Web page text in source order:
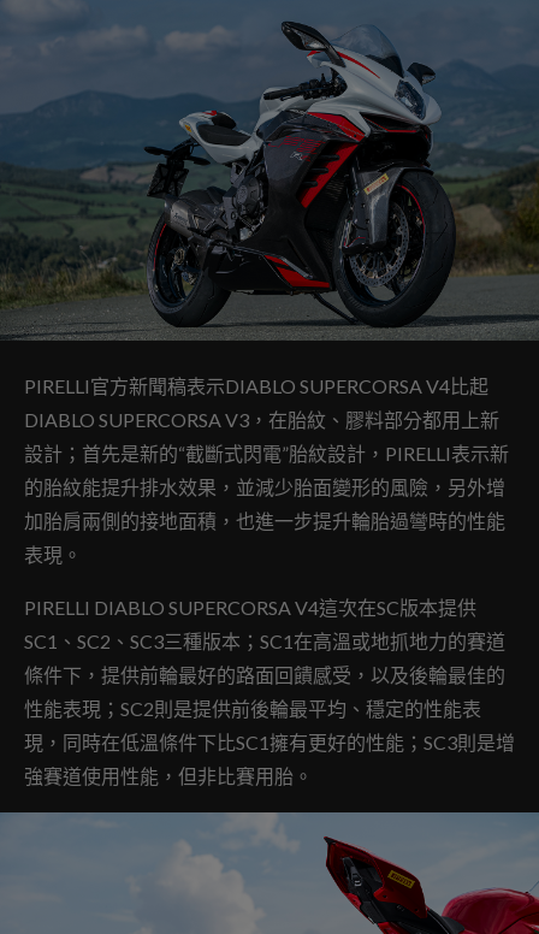
PIRELLI官方新聞稿表示DIABLO SUPERCORSA V4比起
DIABLO SUPERCORSA V3，在胎紋、膠料部分都用上新
設計；首先是新的“截斷式閃電”胎紋設計，PIRELLI表示新
的胎紋能提升排水效果，並減少胎面變形的風險，另外增
加胎肩兩側的接地面積，也進一步提升輪胎過彎時的性能
表現。
PIRELLI DIABLO SUPERCORSA V4這次在SC版本提供
SC1、SC2、SC3三種版本；SC1在高溫或地抓地力的賽道
條件下，提供前輪最好的路面回饋感受，以及後輪最佳的
性能表現；SC2則是提供前後輪最平均、穩定的性能表
現，同時在低溫條件下比SC1擁有更好的性能；SC3則是增
強賽道使用性能，但非比賽用胎。